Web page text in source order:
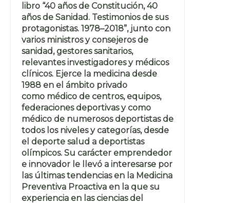
libro “40 años de Constitución, 40
años de Sanidad. Testimonios de sus
protagonistas. 1978–2018”, junto con
varios ministros y consejeros de
sanidad, gestores sanitarios,
relevantes investigadores y médicos
clínicos. Ejerce la medicina desde
1988 en el ámbito privado
como médico de centros, equipos,
federaciones deportivas y como
médico de numerosos deportistas de
todos los niveles y categorías, desde
el deporte salud a deportistas
olímpicos. Su carácter emprendedor
e innovador le llevó a interesarse por
las últimas tendencias en la Medicina
Preventiva Proactiva en la que su
experiencia en las ciencias del